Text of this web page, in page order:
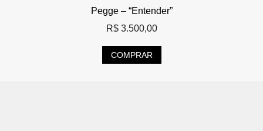
Pegge – “Entender”
R$3.500,00
COMPRAR